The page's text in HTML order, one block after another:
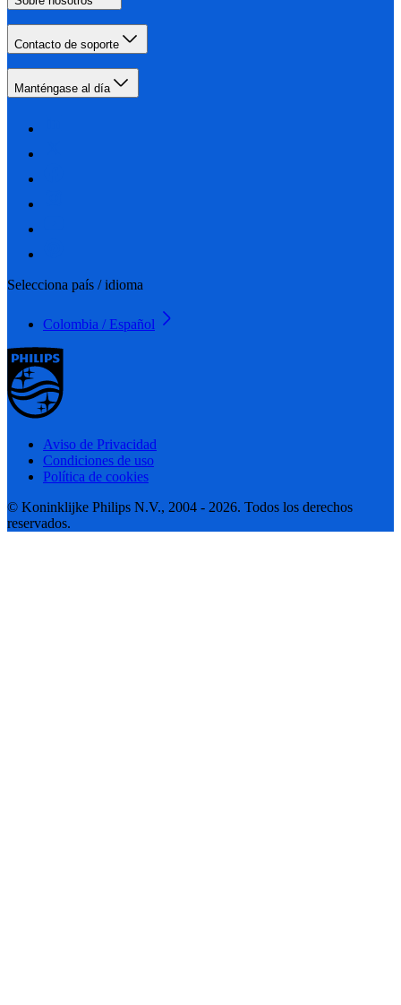
Contacto de soporte
Manténgase al día
Selecciona país / idioma
Colombia / Español
Aviso de Privacidad
Condiciones de uso
Política de cookies
© Koninklijke Philips N.V., 2004 - 2026. Todos los derechos
reservados.